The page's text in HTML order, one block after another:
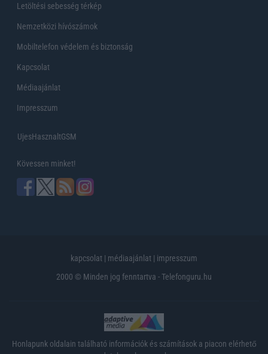
Letöltési sebesség térkép
Nemzetközi hívószámok
Mobiltelefon védelem és biztonság
Kapcsolat
Médiaajánlat
Impresszum
UjesHasznaltGSM
Kövessen minket!
kapcsolat | médiaajánlat | impresszum
2000 © Minden jog fenntartva - Telefonguru.hu
Honlapunk oldalain található információk és számítások a piacon elérhető